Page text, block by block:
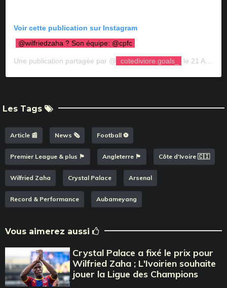
Voir cette publication sur Instagram
@wilfriedzaha ? Son équipe: @cpfc
Une publication partagée par @ cotediviore.goals_ le 21 Avril 2019 à 10 :25 PDT
Les Tags
Article 📰 News 🗞️ Football ⚽️
Premier League & plus 🏴󠁧󠁢󠁥󠁮󠁧󠁿 Angleterre 🏴󠁧󠁢󠁥󠁮󠁧󠁿 Côte d'Ivoire 🇨🇮
Wilfried Zaha Crystal Palace Arsenal
Record & Performance Aubameyang
Vous aimerez aussi
Crystal Palace a fixé le prix pour
Wilfried Zaha ; L'Ivoirien souhaite
jouer la Ligue des Champions